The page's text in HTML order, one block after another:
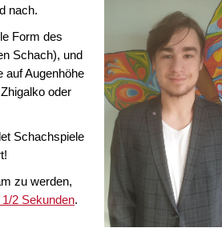
nach.
Form des
Schach), und
auf Augenhöhe
oder
Schachspiele
zu werden,
1/2 Sekunden.